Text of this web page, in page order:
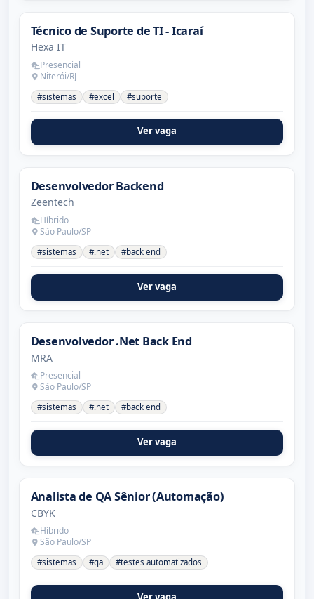
Técnico de Suporte de TI - Icaraí
Hexa IT
Presencial
Niterói/RJ
#sistemas #excel #suporte
Ver vaga
Desenvolvedor Backend
Zeentech
Híbrido
São Paulo/SP
#sistemas #.net #back end
Ver vaga
Desenvolvedor .Net Back End
MRA
Presencial
São Paulo/SP
#sistemas #.net #back end
Ver vaga
Analista de QA Sênior (Automação)
CBYK
Híbrido
São Paulo/SP
#sistemas #qa #testes automatizados